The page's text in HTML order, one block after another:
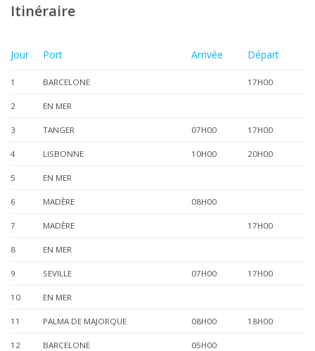
Itinéraire
Jour Port Arrivée Départ
1 BARCELONE 17H00
2 EN MER
3 TANGER 07H00 17H00
4 LISBONNE 10H00 20H00
5 EN MER
6 MADÈRE 08H00
7 MADÈRE 17H00
8 EN MER
9 SEVILLE 07H00 17H00
10 EN MER
11 PALMA DE MAJORQUE 08H00 18H00
12 BARCELONE 05H00